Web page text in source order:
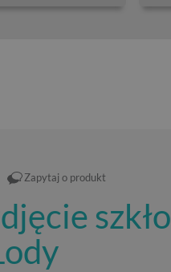
Zapytaj o produkt
szkło